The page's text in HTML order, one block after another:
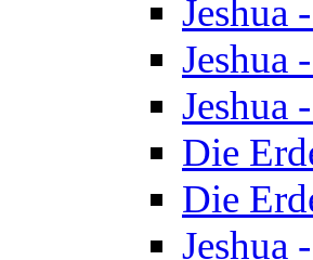
Jeshua
Jeshua
Jeshua
Die
Die
Jeshua